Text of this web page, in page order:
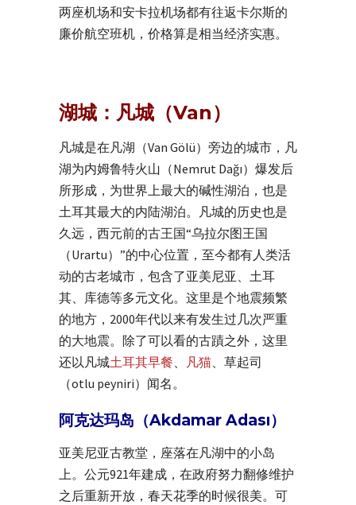
两座机场和安卡拉机场都有往返卡尔斯的
廉价航空班机，价格算是相当经济实惠。
湖城：凡城（Van）
凡城是在凡湖（Van Gölü）旁边的城市，凡
湖为内姆鲁特火山（Nemrut Dağı）爆发后
所形成，为世界上最大的碱性湖泊，也是
土耳其最大的内陆湖泊。凡城的历史也是
久远，西元前的古王国“乌拉尔图王国
（Urartu）”的中心位置，至今都有人类活
动的古老城市，包含了亚美尼亚、土耳
其、库德等多元文化。这里是个地震频繁
的地方，2000年代以来有发生过几次严重
的大地震。除了可以看的古蹟之外，这里
还以凡城土耳其早餐、 凡猫、草起司
（otlu peyniri）闻名。
阿克达玛岛（Akdamar Adası）
亚美尼亚古教堂，座落在凡湖中的小岛
上。公元921年建成，在政府努力翻修维护
之后重新开放，春天花季的时候很美。可